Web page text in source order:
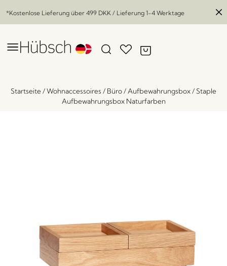
*Kostenlose Lieferung über 499 DKK / Lieferung 1-4 Werktage
Startseite/Wohnaccessoires / Büro/ Aufbewahrungsbox/ Staple
Aufbewahrungsbox Naturfarben